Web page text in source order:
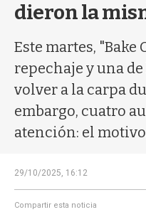
dieron la
Este martes, "Bake
repechaje y una
volver a la carpa
embargo, cuatro
atención: el
29/10/2025, 16:12
Compartir esta noticia